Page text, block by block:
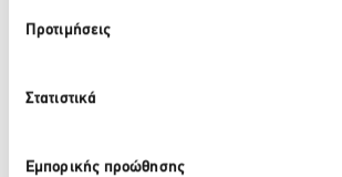
Προτιμήσεις
Στατιστικά
Εμπορικής προώθησης
ΒΙΚΟΣ: Το φυσικό μεταλλικό νερό
6 Αυγούστου 2026